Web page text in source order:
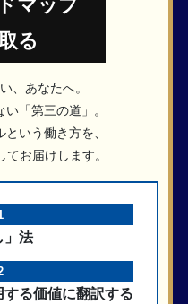
マップ
る
、あなたへ。
「第三の道」。
いう働き方を、
お届けします。
」法
る価値に翻訳する